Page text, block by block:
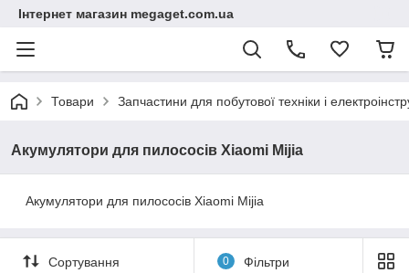
Інтернет магазин megaget.com.ua
Товари Запчастини для побутової техніки і
Акумулятори для пилососів Xiaomi Mijia
Акумулятори для пилососів Xiaomi Mijia
Сортування 0 Фільтри